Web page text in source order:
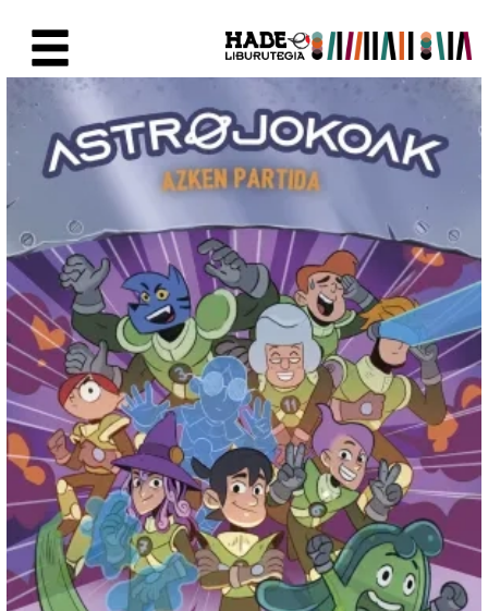
New Books Card - Liburutegia